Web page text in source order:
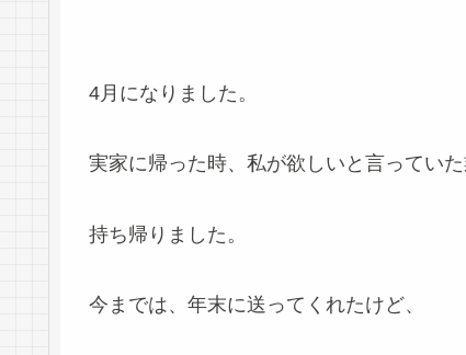
4月になりました。
実家に帰った時、私が欲しいと言ってい
持ち帰りました。
今までは、年末に送ってくれたけど、